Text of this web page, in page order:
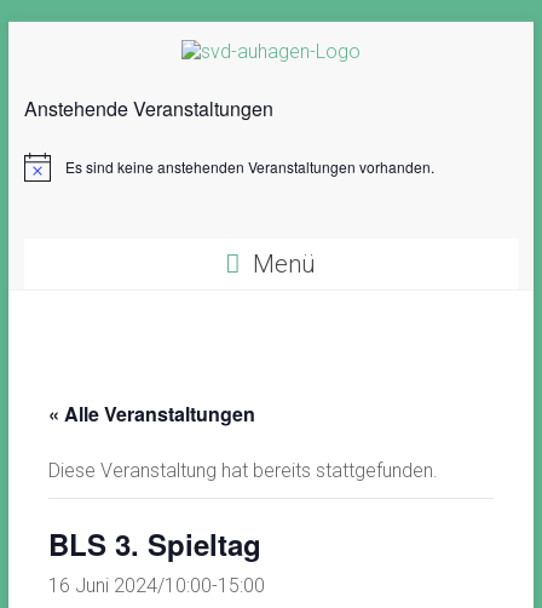
Anstehende Veranstaltungen
H
Es sind keine anstehenden Veranstaltungen vorhanden.
Menü
« Alle Veranstaltungen
Diese Veranstaltung hat bereits stattgefunden.
BLS 3. Spieltag
16 Juni 2024/10:00-15:00